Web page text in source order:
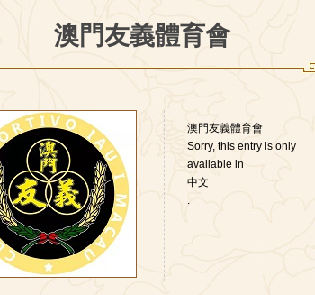
澳門友義體育會
澳門友義體育會
Sorry, this entry is only
available in
中文
.